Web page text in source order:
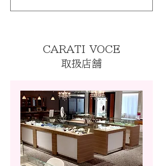
CARATI VOCE
取扱店舗